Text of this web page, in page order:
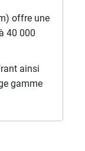
offre une
40 000
ainsi
gamme